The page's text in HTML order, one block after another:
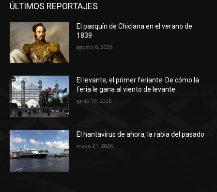
ÚLTIMOS REPORTAJES
El pasquín de Chiclana en el verano de
1839
agosto 6, 2026
El levante, el primer feriante. De cómo la
feria le gana al viento de levante
junio 19, 2026
El hantavirus de ahora, la rabia del pasado
mayo 21, 2026